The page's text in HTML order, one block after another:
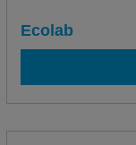
Ecolab